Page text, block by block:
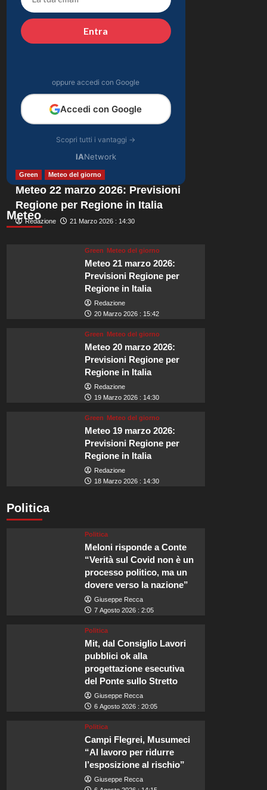
4
emozionanti in
motoslitta sul
secondo ghiacciaio
più grande d’Islanda.
Giovanni: verità
inaspettate svelate.
Entra
oppure accedi con Google
Accedi con Google
Scopri tutti i vantaggi →
IANetwork
Meteo
Green Meteo del giorno
Meteo 22 marzo 2026: Previsioni
Regione per Regione in Italia
Redazione 21 Marzo 2026 : 14:30
Green Meteo del giorno
Meteo 21 marzo 2026:
Previsioni Regione per
Regione in Italia
Redazione
20 Marzo 2026 : 15:42
Green Meteo del giorno
Meteo 20 marzo 2026:
Previsioni Regione per
Regione in Italia
Redazione
19 Marzo 2026 : 14:30
Green Meteo del giorno
Meteo 19 marzo 2026:
Previsioni Regione per
Regione in Italia
Redazione
18 Marzo 2026 : 14:30
Politica
Politica
Meloni risponde a Conte
“Verità sul Covid non è un
processo politico, ma un
dovere verso la nazione”
Giuseppe Recca
7 Agosto 2026 : 2:05
Politica
Mit, dal Consiglio Lavori
pubblici ok alla
progettazione esecutiva
del Ponte sullo Stretto
Giuseppe Recca
6 Agosto 2026 : 20:05
Politica
Campi Flegrei, Musumeci
“Al lavoro per ridurre
l’esposizione al rischio”
Giuseppe Recca